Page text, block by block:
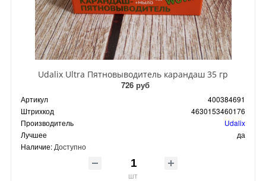
Udalix Ultra Пятновыводитель карандаш 35 гр
726 руб
Артикул
400384691
Штрихкод
4630153460176
Производитель
Udalix
Лучшее
да
Наличие: Доступно
шт